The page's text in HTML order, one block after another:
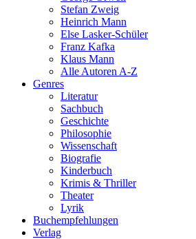
Stefan Zweig
Heinrich Mann
Else Lasker-Schüler
Franz Kafka
Klaus Mann
Alle Autoren A-Z
Genres
Literatur
Sachbuch
Geschichte
Philosophie
Wissenschaft
Biografie
Kinderbuch
Krimis & Thriller
Theater
Lyrik
Buchempfehlungen
Verlag